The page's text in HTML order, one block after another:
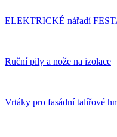
ELEKTRICKÉ nářadí
Ruční pily a nože na izolace
Vrtáky pro fasádní talířové